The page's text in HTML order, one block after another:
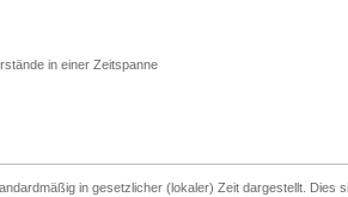
in einer Zeitspanne
in gesetzlicher (lokaler) Zeit dargestellt. Dies